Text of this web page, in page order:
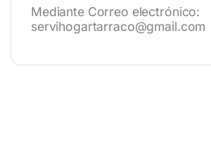
Mediante Correo electrónico:
servihogartarraco@gmail.com